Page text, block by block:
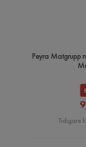
Peyra Matgrupp
Tidigare